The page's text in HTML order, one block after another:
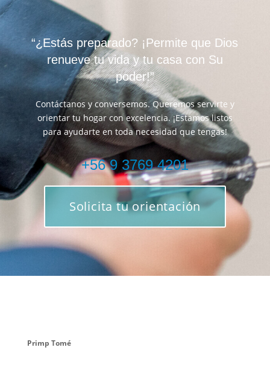
“¿Estás preparado? ¡Permite que Dios
renueve tu vida y tu casa con Su
poder!”
Contáctanos y conversemos. Queremos servirte y
orientar tu hogar con excelencia. ¡Estamos listos
para ayudarte en toda necesidad que tengas!
+56 9 3769 4201
Solicita tu orientación
Primp Tomé